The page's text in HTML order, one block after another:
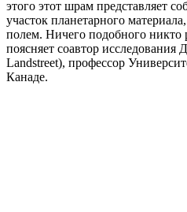
этого этот шрам представляет
участок планетарного
полем. Ничего подобного
поясняет соавтор исследования
Landstreet), профессор
Канаде.